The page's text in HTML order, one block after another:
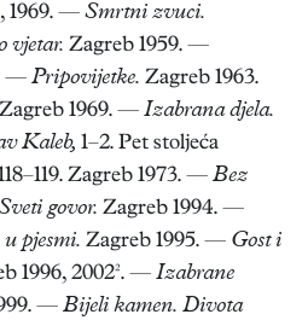
1969. — Smrtni zvuci.
vjetar. Zagreb 1959. —
— Pripovijetke. Zagreb 1963.
Zagreb 1969. — Izabrana djela.
Kaleb, 1–2. Pet stoljeća
Zagreb 1973. — Bez
govor. Zagreb 1994. —
pjesmi. Zagreb 1995. — Gost i
1996, 2002². — Izabrane
— Bijeli kamen. Divota